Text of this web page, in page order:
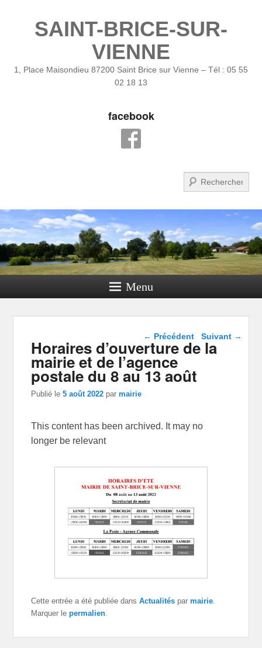
SAINT-BRICE-SUR-
VIENNE
1, Place Maisondieu 87200 Saint Brice sur Vienne – Tél : 05 55
02 18 13
facebook
Menu
Navigation dans les
articles
← Précédent Suivant →
Horaires d’ouverture de la
mairie et de l’agence
postale du 8 au 13 août
Publié le5 août 2022 parmairie
This content has been archived. It may no
longer be relevant
Cette entrée a été publiée dansActualités parmairie.
Marquer lepermalien.